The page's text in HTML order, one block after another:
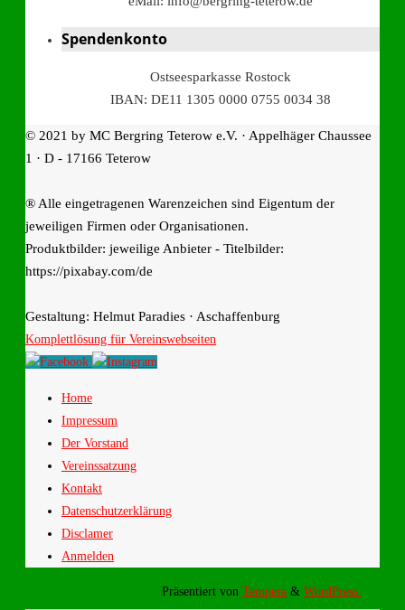
Spendenkonto
Ostseesparkasse Rostock
IBAN: DE11 1305 0000 0755 0034 38
© 2021 by MC Bergring Teterow e.V. · Appelhäger Chaussee
1 · D - 17166 Teterow
® Alle eingetragenen Warenzeichen sind Eigentum der
jeweiligen Firmen oder Organisationen.
Produktbilder: jeweilige Anbieter - Titelbilder:
https://pixabay.com/de
Gestaltung: Helmut Paradies · Aschaffenburg
Komplettlösung für Vereinswebseiten
Home
Impressum
Der Vorstand
Vereinssatzung
Kontakt
Datenschutzerklärung
Disclamer
Anmelden
Präsentiert von Tempera & WordPress.